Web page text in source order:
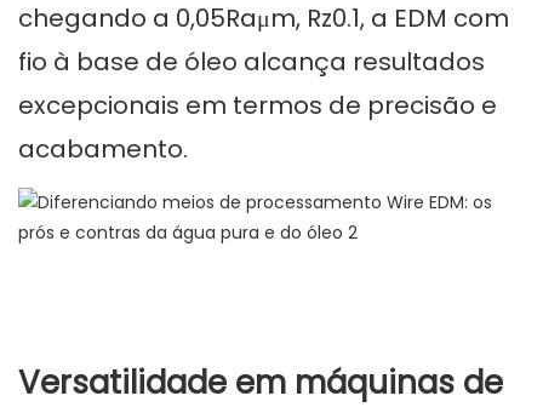
chegando a 0,05Raμm, Rz0.1, a EDM com
fio à base de óleo alcança resultados
excepcionais em termos de precisão e
acabamento.
Versatilidade em máquinas de